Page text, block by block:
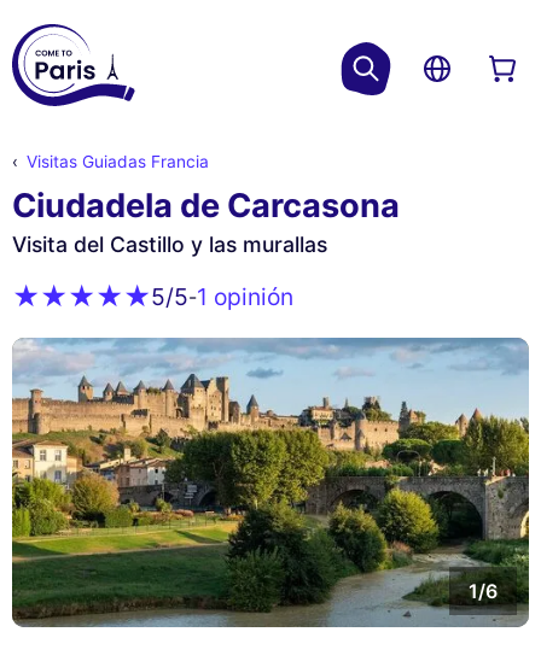
Visitas Guiadas Francia
Ciudadela de Carcasona
Visita del Castillo y las murallas
5/5-1 opinión
1/6